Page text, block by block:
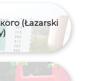
(Łazarski